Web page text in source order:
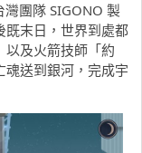
團隊 SIGONO 製
既末日，世界到處都
以及火箭技師「約
送到銀河，完成宇